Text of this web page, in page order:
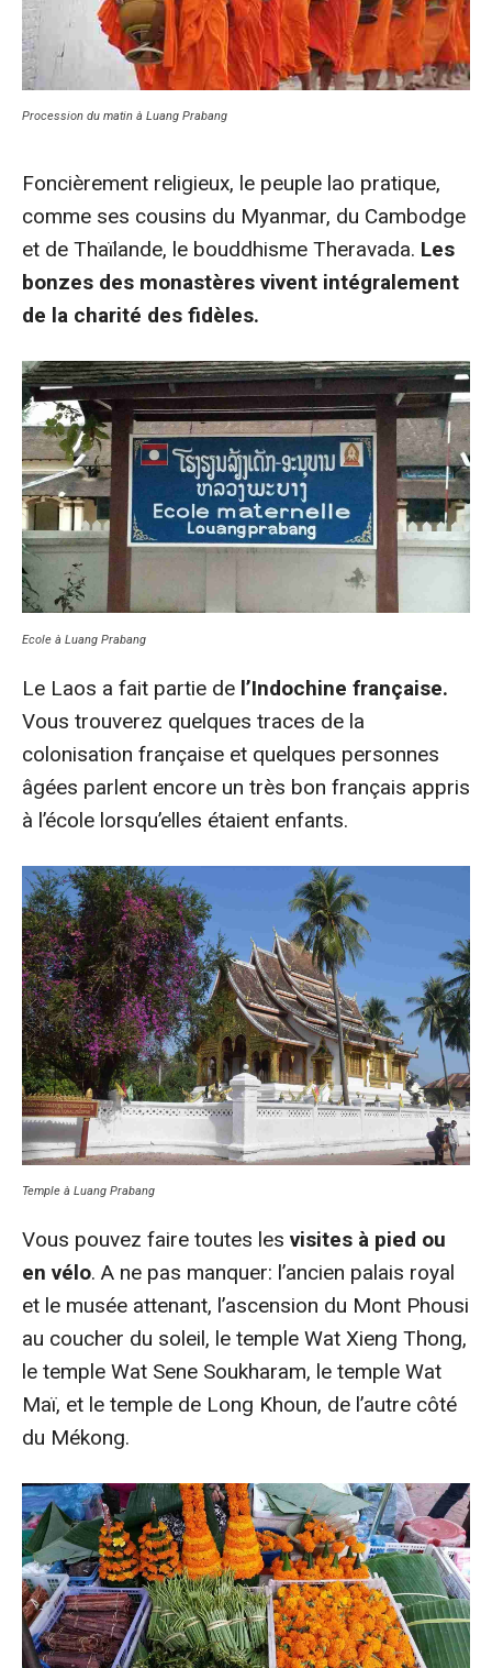
Procession du matin à Luang Prabang
Foncièrement religieux, le peuple lao pratique,
comme ses cousins du Myanmar, du Cambodge
et de Thaïlande, le bouddhisme Theravada. Les
bonzes des monastères vivent intégralement
de la charité des fidèles.
Ecole à Luang Prabang
Le Laos a fait partie de l’Indochine française.
Vous trouverez quelques traces de la
colonisation française et quelques personnes
âgées parlent encore un très bon français appris
à l’école lorsqu’elles étaient enfants.
Temple à Luang Prabang
Vous pouvez faire toutes les visites à pied ou
en vélo. A ne pas manquer: l’ancien palais royal
et le musée attenant, l’ascension du Mont Phousi
au coucher du soleil, le temple Wat Xieng Thong,
le temple Wat Sene Soukharam, le temple Wat
Maï, et le temple de Long Khoun, de l’autre côté
du Mékong.